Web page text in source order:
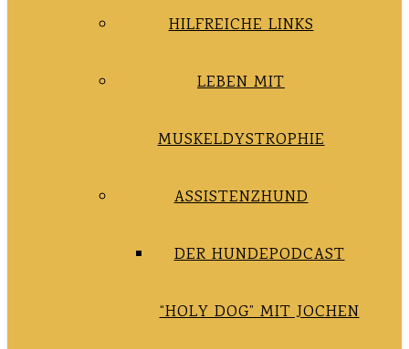
HILFREICHE LINKS
LEBEN MIT
MUSKELDYSTROPHIE
ASSISTENZHUND
DER HUNDEPODCAST
“HOLY DOG” MIT JOCHEN